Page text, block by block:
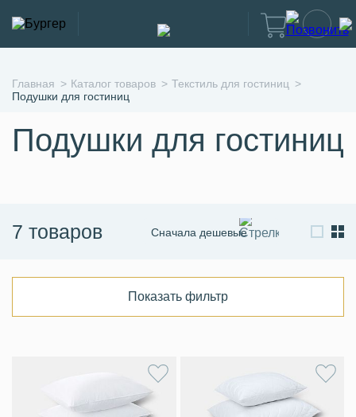
Главная Каталог товаров
Текстиль для гостиниц
Подушки для гостиниц
Подушки для гостиниц
7 товаров
Сначала дешевые
Показать фильтр